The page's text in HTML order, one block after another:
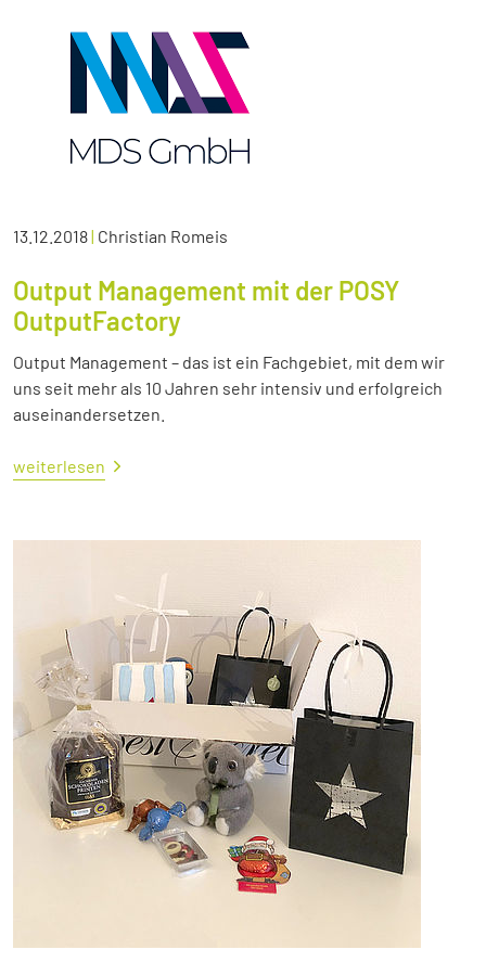
13.12.2018| Christian Romeis
Output Management mit der POSY
OutputFactory
Output Management – das ist ein Fachgebiet, mit dem wir
uns seit mehr als 10 Jahren sehr intensiv und erfolgreich
auseinandersetzen.
weiterlesen